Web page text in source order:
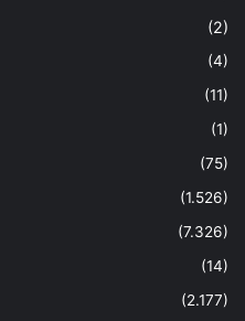
(2)
(4)
(11)
(1)
(75)
(1.526)
(7.326)
(14)
(2.177)